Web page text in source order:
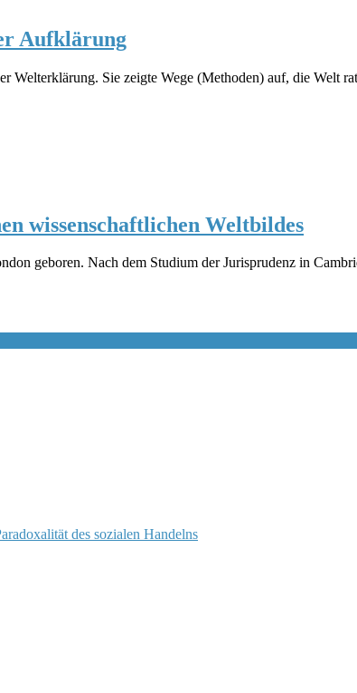
Aufklärung
Welterklärung. Sie zeigte Wege (Methoden) auf, die Welt
wissenschaftlichen Weltbildes
geboren. Nach dem Studium der Jurisprudenz in
des sozialen Handelns